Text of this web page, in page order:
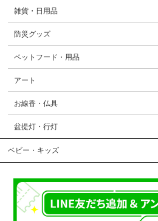
雑貨・日用品
防災グッズ
ペットフード・用品
アート
お線香・仏具
盆提灯・行灯
ベビー・キッズ